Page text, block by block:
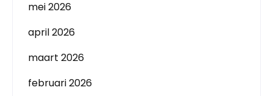
mei 2026
april 2026
maart 2026
februari 2026